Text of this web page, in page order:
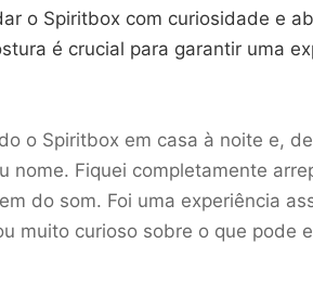
o Spiritbox com curiosidade e
é crucial para garantir uma
o Spiritbox em casa à noite e,
nome. Fiquei completamente
do som. Foi uma experiência
muito curioso sobre o que pode